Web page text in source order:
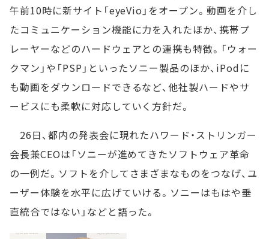
午前10時に新サイト「eyeVio」をオープン。動画を介し
たコミュニケーション機能に力を入れたほか、携帯プ
レーヤーなどのハードウェアとの連携も特徴。「ウォー
クマン」や「PSP」といったソニー製品のほか、iPodに
も動画をダウンロードできるなど、他社製ハードやサ
ービスにも柔軟に対応していく方針だ。
26日、都内の発表会に現れたハワード・ストリンガー
会長兼CEOは「ソニーが進めてきたソフトウェア革命
の一例だ。ソフトを介してさまざまなものをつなげ、ユ
ーザー体験を水平に広げていける。ソニーはもはや垂
直統合ではない」などと語った。